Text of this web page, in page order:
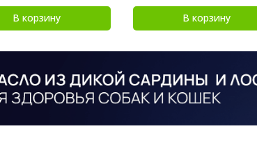
В корзину В корзину